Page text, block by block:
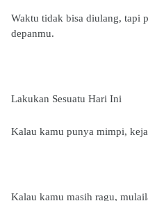
Waktu tidak bisa diulang, tapi
depanmu.
Lakukan Sesuatu Hari Ini
Kalau kamu punya mimpi,
Kalau kamu masih ragu,